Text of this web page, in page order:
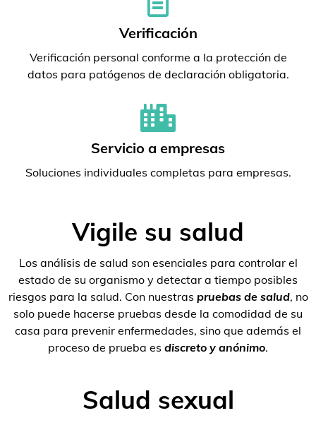
Verificación
Verificación personal conforme a la protección de
datos para patógenos de declaración obligatoria.
Servicio a empresas
Soluciones individuales completas para empresas.
Vigile su salud
Los análisis de salud son esenciales para controlar el
estado de su organismo y detectar a tiempo posibles
riesgos para la salud. Con nuestras pruebas de salud, no
solo puede hacerse pruebas desde la comodidad de su
casa para prevenir enfermedades, sino que además el
proceso de prueba es discreto y anónimo.
Salud sexual